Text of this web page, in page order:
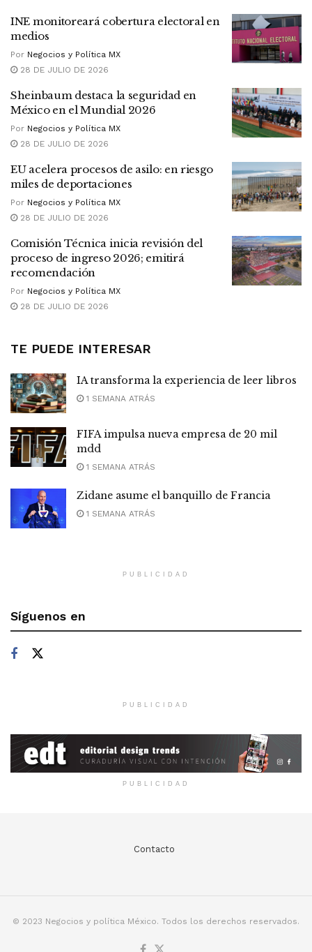
INE monitoreará cobertura electoral en
medios
Por Negocios y Política MX
28 DE JULIO DE 2026
Sheinbaum destaca la seguridad en
México en el Mundial 2026
Por Negocios y Política MX
28 DE JULIO DE 2026
EU acelera procesos de asilo: en riesgo
miles de deportaciones
Por Negocios y Política MX
28 DE JULIO DE 2026
Comisión Técnica inicia revisión del
proceso de ingreso 2026; emitirá
recomendación
Por Negocios y Política MX
28 DE JULIO DE 2026
TE PUEDE INTERESAR
IA transforma la experiencia de leer libros
1 SEMANA ATRÁS
FIFA impulsa nueva empresa de 20 mil
mdd
1 SEMANA ATRÁS
Zidane asume el banquillo de Francia
1 SEMANA ATRÁS
PUBLICIDAD
Síguenos en
PUBLICIDAD
PUBLICIDAD
Contacto
© 2023 Negocios y política México. Todos los derechos reservados.